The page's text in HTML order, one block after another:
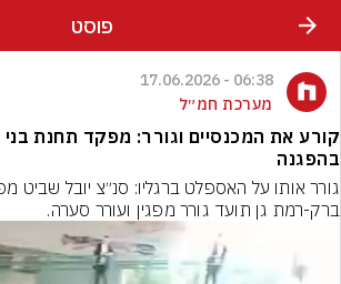
פוסט
06:38 - 17.06.2026
מערכת חמ״ל
קורע את המכנסיים וגורר: מפקד תחנת
בהפגנה
ברק-רמת גן תועד גורר מפגין ועורר סערה.